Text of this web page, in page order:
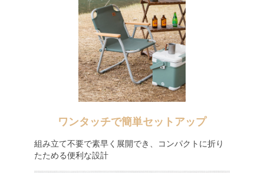
ワンタッチで簡単セットアップ
組み立て不要で素早く展開でき、コンパクトに折り
たためる便利な設計